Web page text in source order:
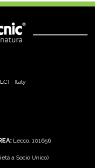
- Italy
Lecco, 101656
a Socio Unico)